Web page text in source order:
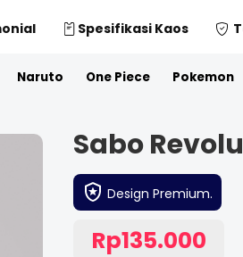
Spesifikasi Kaos
Naruto One Piece Pokemon
Sabo
Design Premium.
Rp135.000